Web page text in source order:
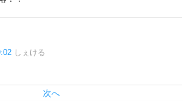
しぇける
次へ